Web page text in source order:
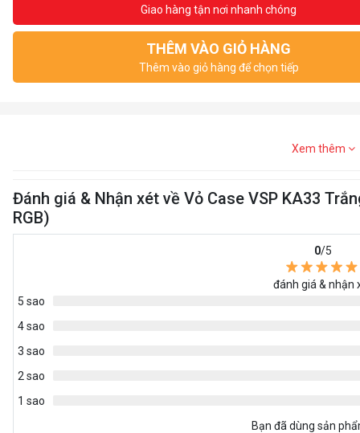
Giao hàng tận nơi nhanh chóng
THÊM VÀO GIỎ HÀNG
Thêm vào giỏ hàng để chọn tiếp
Xem thêm
Đánh giá & Nhận xét về Vỏ Case VSP KA33
RGB)
0/5
đánh giá & nhận
5 sao
4 sao
3 sao
2 sao
1 sao
Bạn đã dùng sản